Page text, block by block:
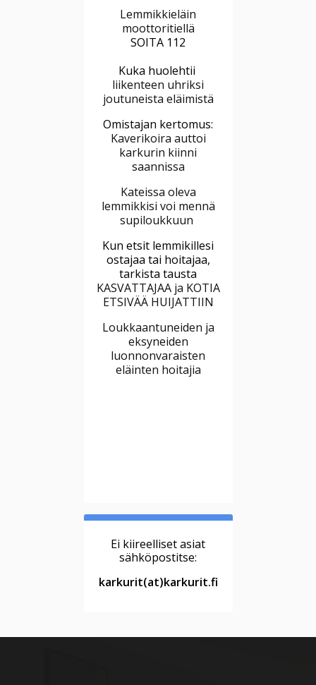
Lemmikkieläin
moottoritiellä
SOITA 112
Kuka huolehtii
liikenteen uhriksi
joutuneista eläimistä
Omistajan kertomus:
Kaverikoira auttoi
karkurin kiinni
saannissa
Kateissa oleva
lemmikkisi voi mennä
supiloukkuun
Kun etsit lemmikillesi
ostajaa tai hoitajaa,
tarkista tausta
KASVATTAJAA ja KOTIA
ETSIVÄÄ HUIJATTIIN
Loukkaantuneiden ja
eksyneiden
luonnonvaraisten
eläinten hoitajia
Ei kiireelliset asiat
sähköpostitse:
karkurit(at)karkurit.fi